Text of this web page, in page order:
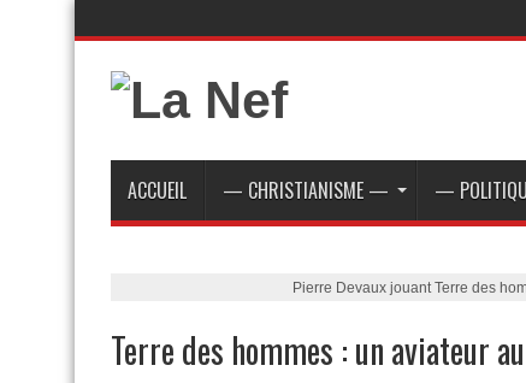
ACCUEIL — CHRISTIANISME — —
Pierre Devaux jouant Terre des
Terre des hommes : un aviateur